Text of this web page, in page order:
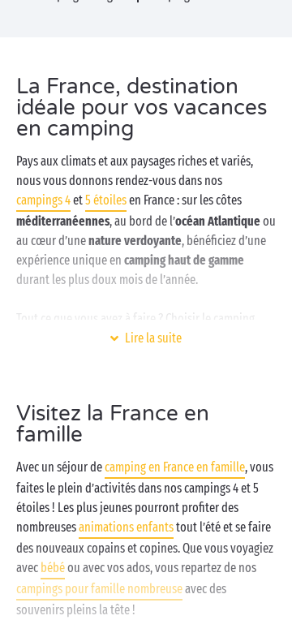
La France, destination
idéale pour vos vacances
en camping
Pays aux climats et aux paysages riches et variés,
nous vous donnons rendez-vous dans nos
campings 4et5 étoilesen France : sur les côtes
méditerranéennes, au bord de l’océan Atlantiqueou
au cœur d’unenature verdoyante, bénéficiez d’une
expérience unique en camping haut de gamme
durant les plus doux mois de l’année.
Tout ce que vous avez à faire ? Choisir le camping
premium qui correspond à votre idée des vacances
Avec lamer méditerranéeet l’océan Atlantique
sont deux ambiances incomparables pour un séjour
en
camping premium que nous vous proposons.
Vous êtes plutôt adepte de l’eau douce et aimez
trouver la fraîcheur à l’ombre des arbres ? Alors
le camping en bord de rivièreest fait pour vous. Aux
quatre coins de l’hexagone, Sandaya vous offre la
possibilité de vous détendre le long des plus beaux
cours d'eau du pays.
Lire la suite
Visitez la France en
famille
Avec un séjour decamping en France en famille, vous
faites le plein d’activités dans nos campings 4 et 5
étoiles ! Les plus jeunes pourront profiter des
nombreusesanimations enfantstout l’été et se faire
des nouveaux copains et copines. Que vous voyagiez
avec bébéou avec vos ados, vous repartez de nos
campings pour famille nombreuseavec des
souvenirs pleins la tête !